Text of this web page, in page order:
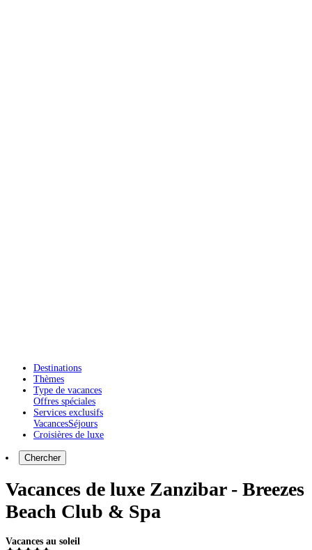
Destinations
Thèmes
Type de vacances
Offres spéciales
Services exclusifs
VacancesSéjours
Croisières de luxe
Chercher
Vacances de luxe Zanzibar - Breezes
Beach Club & Spa
Vacances au soleil